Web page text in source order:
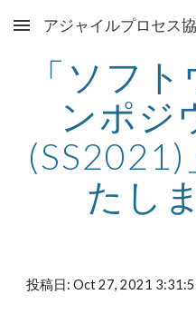
Skip to main content
アジャイルプロセス
「ソフ
ンポジ
たし
投稿日: Oct 27, 2021